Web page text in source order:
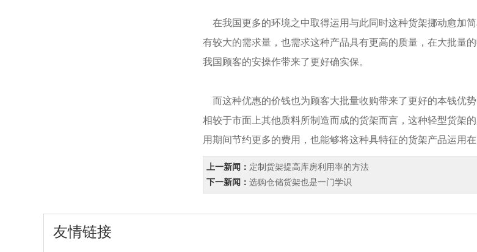
在我国更多的环境之中取得运用与此同时这种货架挪动愈加
有较大的需求量，也需求这种产品具有更高的质量，在大批量
我国顾客的安操作带来了更好确实保。
而这种优惠的价钱也为顾客大批量收购带来了更好的本钱优
相较于市面上其他质料所制造而成的货架而言，这种轻型货架
用期间节约更多的费用，也能够将这种具特征的货架产品运用
上一新闻： 定制货架提高库房利用率的方法
下一新闻： 选购仓储货架也是一门学识
友情链接